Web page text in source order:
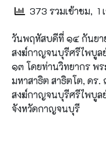
373 รวมเข้าชม, 1
วันพฤหัสบดีที่ ๑๔ กันย
สงฆ์กาญจนบุรีศรีไพบูล
๑๓ โดยท่านวิทยากร พ
มหาสาธิต สาธิตโต, ดร
สงฆ์กาญจนบุรีศรีไพบูล
จังหวัดกาญจนบุรี